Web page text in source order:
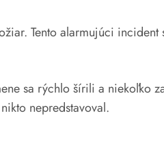
Tento alarmujúci
sa rýchlo šírili a niekoľko
nepredstavoval.